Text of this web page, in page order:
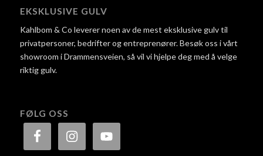
EKSKLUSIVE GULV
Kahlbom & Co leverer noen av de mest eksklusive gulv til
privatpersoner, bedrifter og entreprenører. Besøk oss i vårt
showroom i Drammensveien, så vil vi hjelpe deg med å velge
riktig gulv.
FØLG OSS